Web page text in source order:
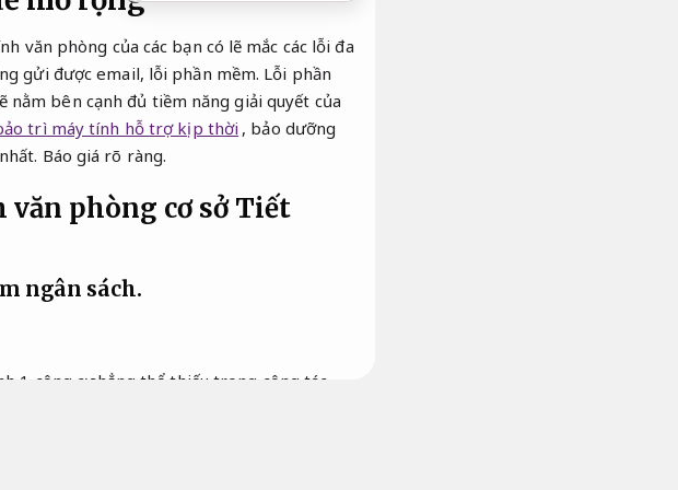
văn phòng của các bạn có lẽ mắc các lỗi đa
gửi được email, lỗi phần mềm. Lỗi phần
nằm bên cạnh đủ tiềm năng giải quyết của
trì máy tính hỗ trợ kịp thời , bảo dưỡng
Báo giá rõ ràng.
phòng cơ sởTiết
ngân sách.
1 công cụ chẳng thể thiếu trong công tác